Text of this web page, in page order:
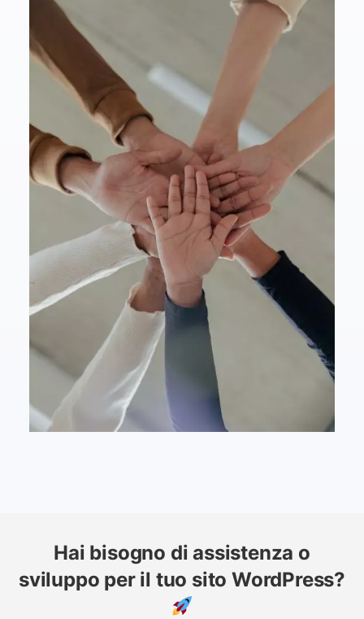
Hai bisogno di assistenza o
sviluppo per il tuo sito WordPress?